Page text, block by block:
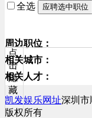
全选
应聘选中职位
周边职位：
相关城市：
相关人才：
凯发娱乐网址深圳市
版权所有
点
击
隐
藏